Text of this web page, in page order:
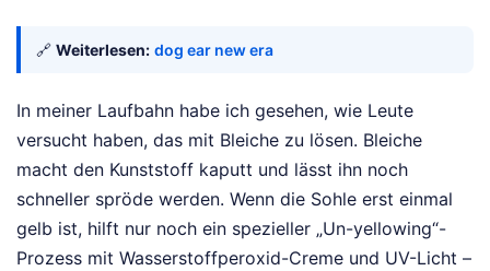
🔗 Weiterlesen: dog ear new era
In meiner Laufbahn habe ich gesehen, wie Leute
versucht haben, das mit Bleiche zu lösen. Bleiche
macht den Kunststoff kaputt und lässt ihn noch
schneller spröde werden. Wenn die Sohle erst einmal
gelb ist, hilft nur noch ein spezieller „Un-yellowing“-
Prozess mit Wasserstoffperoxid-Creme und UV-Licht –